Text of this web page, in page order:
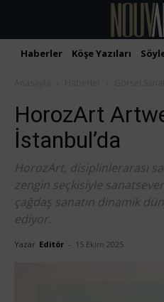
Haberler Köşe Yazıları
HorozArt
İstanbul’da
HorozArt, disiplinlerarası
zengin seçkisiyle
çağdaş sanatın dinamik
ediyor.
Yazar Editör - 15 Ekim 2025